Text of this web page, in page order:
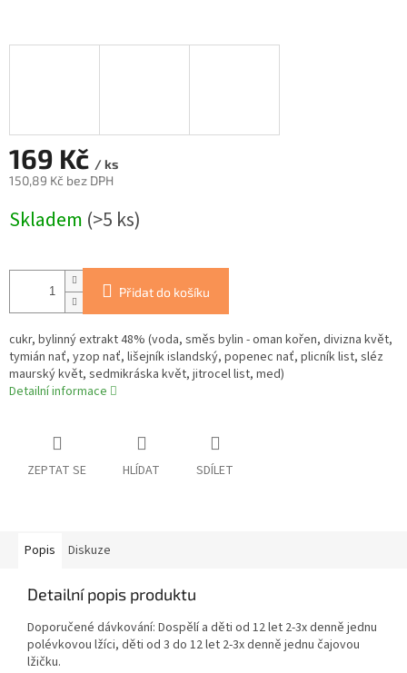
169 Kč / ks
150,89 Kč bez DPH
cena:
Skladem (>5 ks)
Přidat do košíku
cukr, bylinný extrakt 48% (voda, směs bylin - oman kořen, divizna květ,
tymián nať, yzop nať, lišejník islandský, popenec nať, plicník list, sléz
maurský květ, sedmikráska květ, jitrocel list, med)
Detailní informace
ZEPTAT SE HLÍDAT SDÍLET
Popis Diskuze
Detailní popis produktu
Doporučené dávkování: Dospělí a děti od 12 let 2-3x denně jednu
polévkovou lžíci, děti od 3 do 12 let 2-3x denně jednu čajovou
lžičku.